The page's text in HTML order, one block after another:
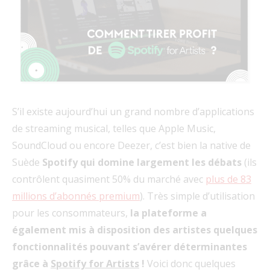
S’il existe aujourd’hui un grand nombre d’applications
de streaming musical, telles que Apple Music,
SoundCloud ou encore Deezer, c’est bien la native de
Suède Spotify qui domine largement les débats (ils
contrôlent quasiment 50% du marché avec plus de 83
millions d’abonnés premium). Très simple d’utilisation
pour les consommateurs, la plateforme a
également mis à disposition des artistes quelques
fonctionnalités pouvant s’avérer déterminantes
grâce à Spotify for Artists ! Voici donc quelques